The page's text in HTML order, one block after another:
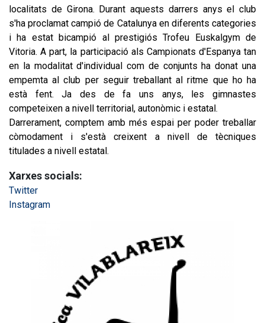
localitats de Girona. Durant aquests darrers anys el club
s'ha proclamat campió de Catalunya en diferents categories
i ha estat bicampió al prestigiós Trofeu Euskalgym de
Vitoria. A part, la participació als Campionats d'Espanya tan
en la modalitat d'individual com de conjunts ha donat una
empemta al club per seguir treballant al ritme que ho ha
està fent. Ja des de fa uns anys, les gimnastes
competeixen a nivell territorial, autonòmic i estatal.
Darrerament, comptem amb més espai per poder treballar
còmodament i s'està creixent a nivell de tècniques
titulades a nivell estatal.
Xarxes socials:
Twitter
Instagram